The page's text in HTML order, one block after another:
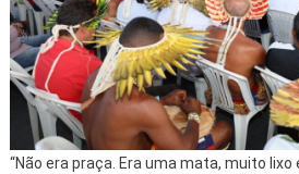
“Não era praça. Era uma mata, muito